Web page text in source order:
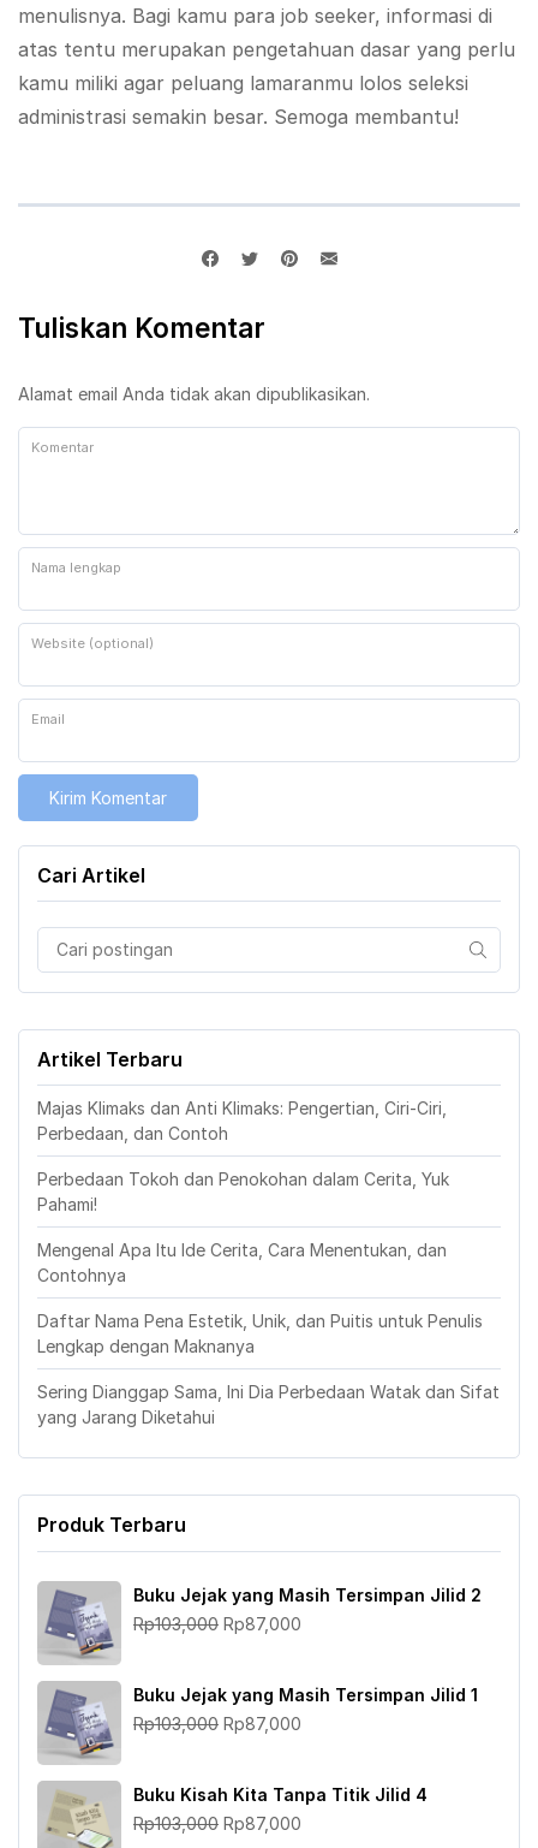
menulisnya. Bagi kamu para job seeker, informasi di
atas tentu merupakan pengetahuan dasar yang perlu
kamu miliki agar peluang lamaranmu lolos seleksi
administrasi semakin besar. Semoga membantu!
Tuliskan Komentar
Alamat email Anda tidak akan dipublikasikan.
Komentar
Nama lengkap
Website (optional)
Email
Cari Artikel
Artikel Terbaru
Majas Klimaks dan Anti Klimaks: Pengertian, Ciri-Ciri,
Perbedaan, dan Contoh
Perbedaan Tokoh dan Penokohan dalam Cerita, Yuk
Pahami!
Mengenal Apa Itu Ide Cerita, Cara Menentukan, dan
Contohnya
Daftar Nama Pena Estetik, Unik, dan Puitis untuk Penulis
Lengkap dengan Maknanya
Sering Dianggap Sama, Ini Dia Perbedaan Watak dan Sifat
yang Jarang Diketahui
Produk Terbaru
Buku Jejak yang Masih Tersimpan Jilid 2
Rp103,000 Harga
Rp103,000.
Rp87,000
Buku Jejak yang Masih Tersimpan Jilid 1
Rp103,000 Harga
Rp103,000.
Rp87,000
adalah:
Buku Kisah Kita Tanpa Titik Jilid 4
Rp103,000 Harga
Rp87,000